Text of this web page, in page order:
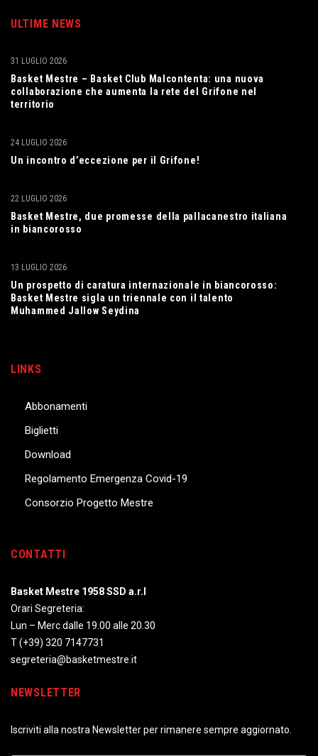
ULTIME NEWS
Basket Mestre – Basket Club Malcontenta: una nuova
collaborazione che aumenta la rete del Grifone nel
territorio
31 LUGLIO 2026
Un incontro d’eccezione per il Grifone!
24 LUGLIO 2026
Basket Mestre, due promesse della pallacanestro italiana
in biancorosso
22 LUGLIO 2026
Un prospetto di caratura internazionale in biancorosso:
Basket Mestre sigla un triennale con il talento
Muhammed Jallow Seydina
13 LUGLIO 2026
LINKS
Abbonamenti
Biglietti
Download
Regolamento Emergenza Covid-19
Consorzio Progetto Mestre
CONTATTI
Basket Mestre 1958 SSD a.r.l
Orari Segreteria:
Lun – Merc dalle 19.00 alle 20.30
T(+39) 320 7147731
segreteria@basketmestre.it
NEWSLETTER
Iscriviti alla nostra Newsletter per rimanere sempre aggiornato.